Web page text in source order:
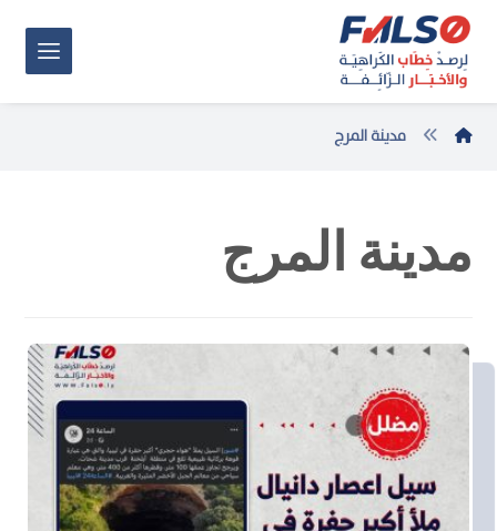
مدينة المرج
مدينة المرج